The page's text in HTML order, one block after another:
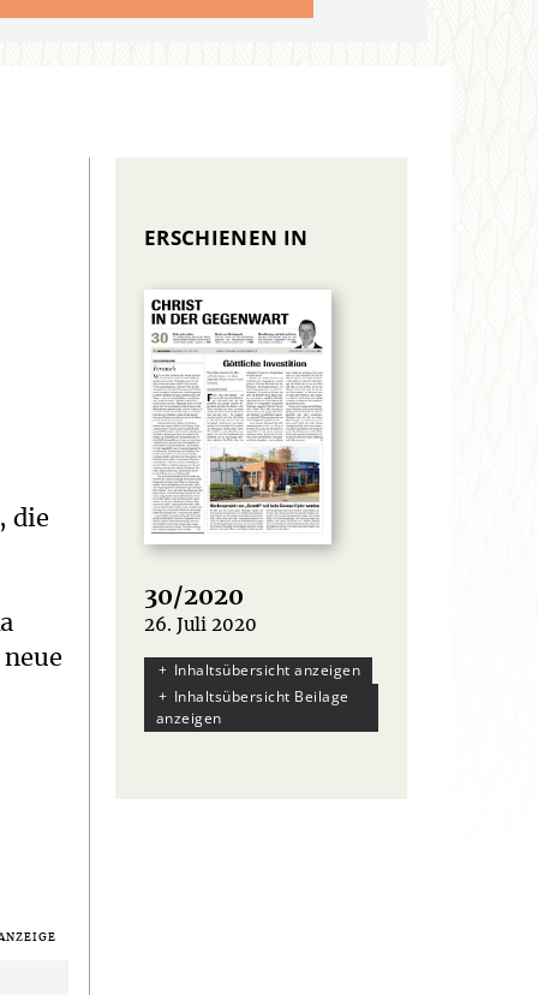
die
ERSCHIENEN IN
30/2020
:
26. Juli 2020
Inhaltsübersicht anzeigen
Inhaltsübersicht Beilage
anzeigen